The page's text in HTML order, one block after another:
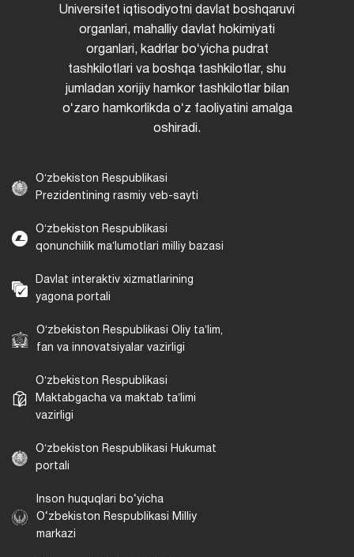
Universitet iqtisodiyotni davlat boshqaruvi
organlari, mahalliy davlat hokimiyati
organlari, kadrlar boʻyicha pudrat
tashkilotlari va boshqa tashkilotlar, shu
jumladan xorijiy hamkor tashkilotlar bilan
oʻzaro hamkorlikda oʻz faoliyatini amalga
oshiradi.
Oʻzbekiston Respublikasi
Prezidentining rasmiy veb-sayti
Oʻzbekiston Respublikasi
qonunchilik maʼlumotlari milliy bazasi
Davlat interaktiv xizmatlarining
yagona portali
Oʻzbekiston Respublikasi Oliy taʼlim,
fan va innovatsiyalar vazirligi
Oʻzbekiston Respublikasi
Maktabgacha va maktab taʼlimi
vazirligi
Oʻzbekiston Respublikasi Hukumat
portali
Inson huquqlari bo‘yicha
O‘zbekiston Respublikasi Milliy
markazi